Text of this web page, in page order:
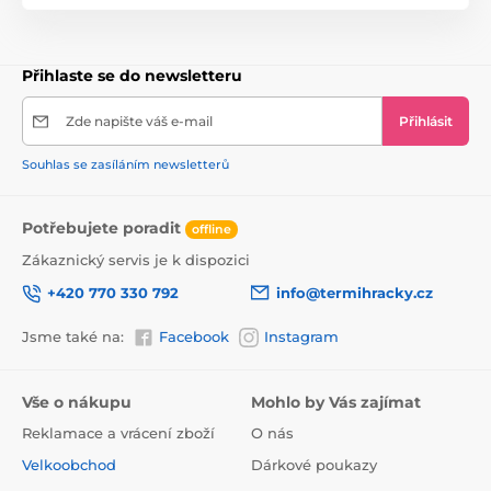
Přihlaste se do newsletteru
Zde napište váš e-mail Přihlásit
Souhlas se zasíláním newsletterů
Potřebujete poradit offline
Zákaznický servis je k dispozici
+420 770 330 792
info@termihracky.cz
Jsme také na: Facebook Instagram
Vše o nákupu
Reklamace a vrácení zboží
Velkoobchod
Mohlo by Vás zajímat
O nás
Dárkové poukazy